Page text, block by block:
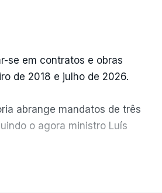
se em contratos e obras
de 2018 e julho de 2026.
abrange mandatos de três
o agora ministro Luís